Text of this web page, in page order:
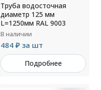
Труба водосточная
диаметр 125 мм
L=1250мм RAL 9003
В наличии
484 ₽ за шт
Подробнее